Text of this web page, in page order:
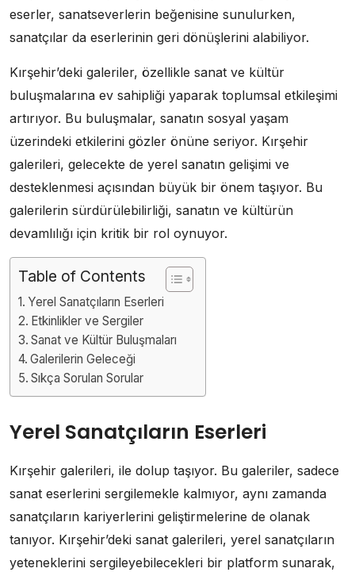
eserler, sanatseverlerin beğenisine sunulurken,
sanatçılar da eserlerinin geri dönüşlerini alabiliyor.
Kırşehir’deki galeriler, özellikle sanat ve kültür
buluşmalarına ev sahipliği yaparak toplumsal etkileşimi
artırıyor. Bu buluşmalar, sanatın sosyal yaşam
üzerindeki etkilerini gözler önüne seriyor. Kırşehir
galerileri, gelecekte de yerel sanatın gelişimi ve
desteklenmesi açısından büyük bir önem taşıyor. Bu
galerilerin sürdürülebilirliği, sanatın ve kültürün
devamlılığı için kritik bir rol oynuyor.
Table of Contents
Yerel Sanatçıların Eserleri
Etkinlikler ve Sergiler
Sanat ve Kültür Buluşmaları
Galerilerin Geleceği
Sıkça Sorulan Sorular
Yerel Sanatçıların Eserleri
Kırşehir galerileri, ile dolup taşıyor. Bu galeriler, sadece
sanat eserlerini sergilemekle kalmıyor, aynı zamanda
sanatçıların kariyerlerini geliştirmelerine de olanak
tanıyor. Kırşehir’deki sanat galerileri, yerel sanatçıların
yeteneklerini sergileyebilecekleri bir platform sunarak,